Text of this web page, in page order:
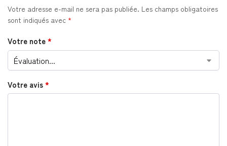
Votre adresse e-mail ne sera pas publiée. Les champs obligatoires
sont indiqués avec *
Votre note*
Votre avis*